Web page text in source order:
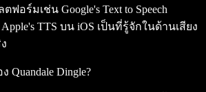
อร์มเช่น Google's Text to Speech
TTS บน iOS เป็นที่รู้จักในด้านเสียง
Quandale Dingle?